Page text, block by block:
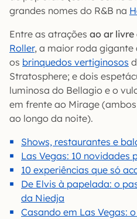
grandes nomes do R&B na
Entre as atrações ao ar livre
Roller, a maior roda gigante
os brinquedos vertiginosos
Stratosphere; e dois
luminosa do Bellagio e o
em frente ao Mirage
ao longo da noite).
Shows, restaurantes e
Las Vegas: 10 novidades
10 experiências que só
De Elvis à papelada: o
da Niedja
Casando em Las Vegas: